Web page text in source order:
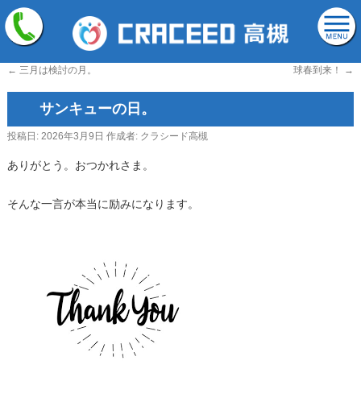
← 三月は検討の月。 球春到来！ →
サンキューの日。
投稿日: 2026年3月9日 作成者: クラシード高槻
ありがとう。おつかれさま。
そんな一言が本当に励みになります。